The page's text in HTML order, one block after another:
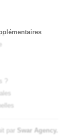
?
par Swar Agency.